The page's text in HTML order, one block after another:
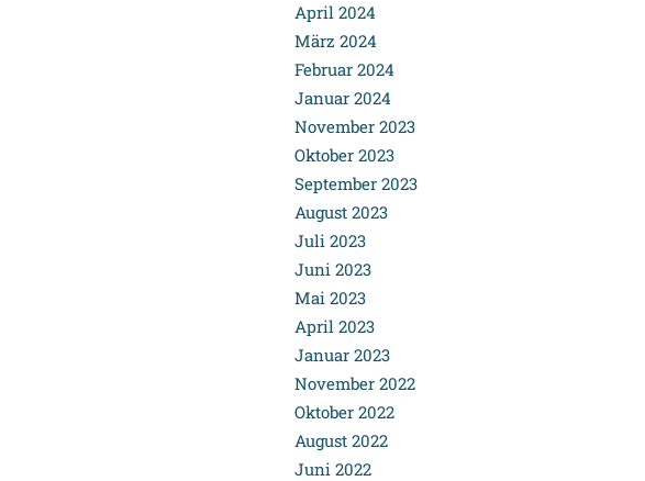
April 2024
März 2024
Februar 2024
Januar 2024
November 2023
Oktober 2023
September 2023
August 2023
Juli 2023
Juni 2023
Mai 2023
April 2023
Januar 2023
November 2022
Oktober 2022
August 2022
Juni 2022